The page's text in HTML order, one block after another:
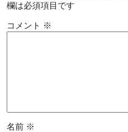
欄は必須項目です
コメント ※
名前 ※